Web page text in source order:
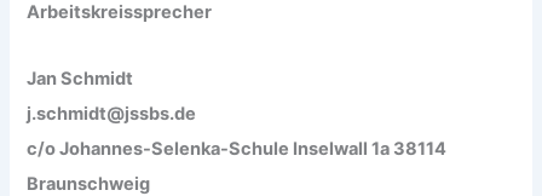
Arbeitskreissprecher
Jan Schmidt
j.schmidt@jssbs.de
c/o Johannes-Selenka-Schule Inselwall 1a 38114
Braunschweig